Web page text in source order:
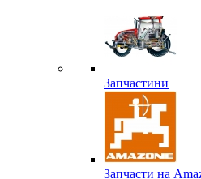
Запчастини
Запчасти на